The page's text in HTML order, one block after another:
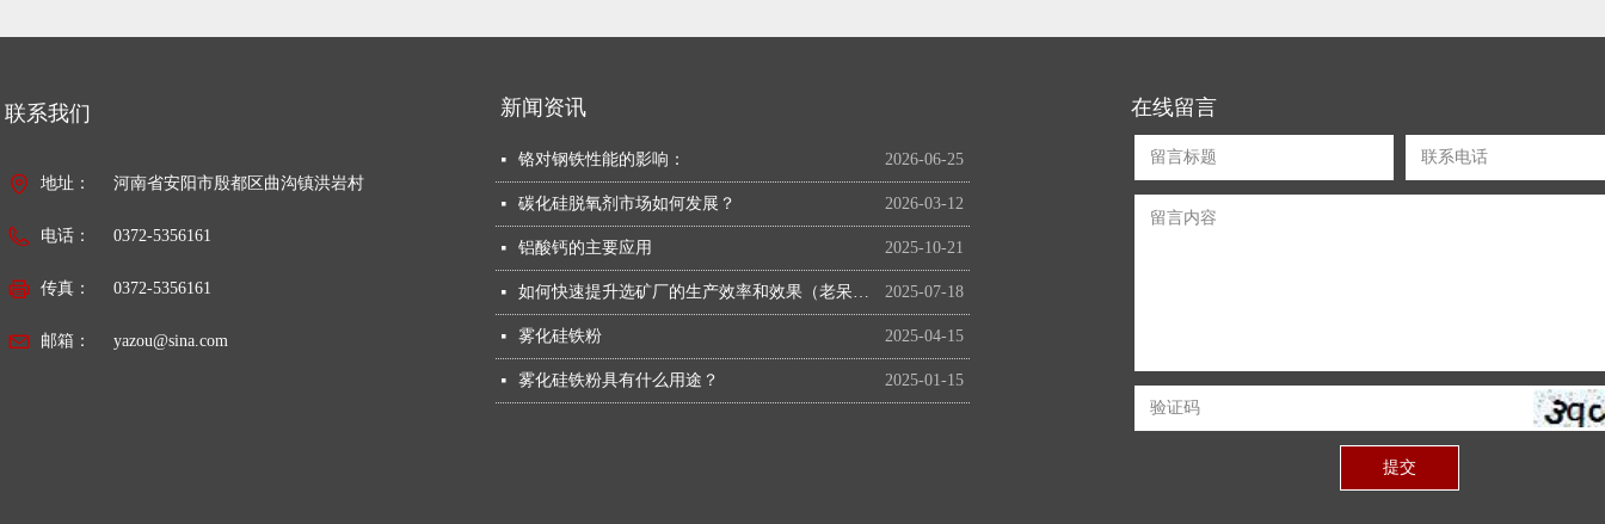
地址： 河南省安阳市殷都区曲沟镇洪岩村
电话： 0372-5356161
传真： 0372-5356161
邮箱： yazou@sina.com
联系我们
2026-06-25
넷 铬对钢铁性能的影响：
2026-03-12
넷 碳化硅脱氧剂市场如何发展？
2025-10-21
넷 铝酸钙的主要应用
2025-07-18
넷 如何快速提升选矿厂的生产效率和效果（老呆说选矿系列）
2025-04-15
넷 雾化硅铁粉
2025-01-15
넷 雾化硅铁粉具有什么用途？
新闻资讯
提交
在线留言